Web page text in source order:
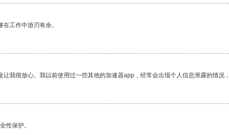
工作中游刃有余。
我很放心。我以前使用过一些其他的加速器app，经常会出现个人信息泄露的情况
性保护。